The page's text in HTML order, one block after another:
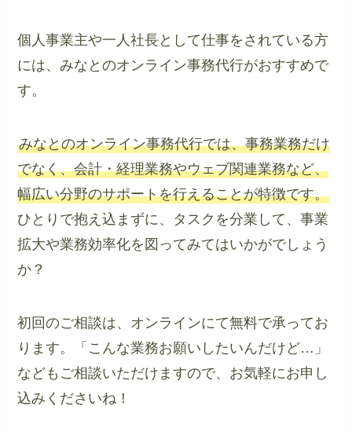
個人事業主や一人社長として仕事をされている方
には、みなとのオンライン事務代行がおすすめで
す。
みなとのオンライン事務代行では、事務業務だけ
でなく、会計・経理業務やウェブ関連業務など、
幅広い分野のサポートを行えることが特徴です。
ひとりで抱え込まずに、タスクを分業して、事業
拡大や業務効率化を図ってみてはいかがでしょう
か？
初回のご相談は、オンラインにて無料で承ってお
ります。「こんな業務お願いしたいんだけど…」
などもご相談いただけますので、お気軽にお申し
込みくださいね！